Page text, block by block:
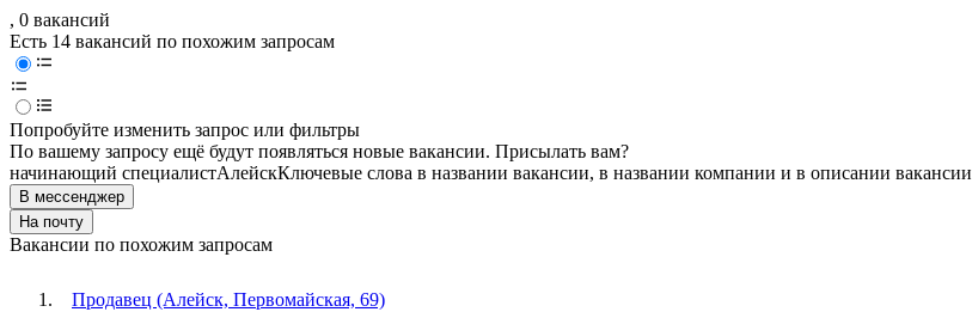
, 0 вакансий
Есть 14 вакансий по похожим запросам
Попробуйте изменить запрос или фильтры
По вашему запросу ещё будут появляться новые вакансии. Присылать вам?
начинающий специалистАлейскКлючевые слова в названии вакансии, в названии компании и в описании вакансии
В мессенджер
На почту
Вакансии по похожим запросам
Продавец (Алейск, Первомайская, 69)